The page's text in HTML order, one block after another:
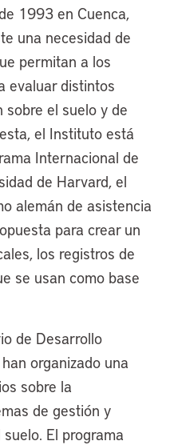
1993 en Cuenca,
una necesidad de
permitan a los
evaluar distintos
el suelo y de
el Instituto está
Internacional de
de Harvard, el
alemán de asistencia
para crear un
los registros de
se usan como base
de Desarrollo
organizado una
sobre la
de gestión y
El programa